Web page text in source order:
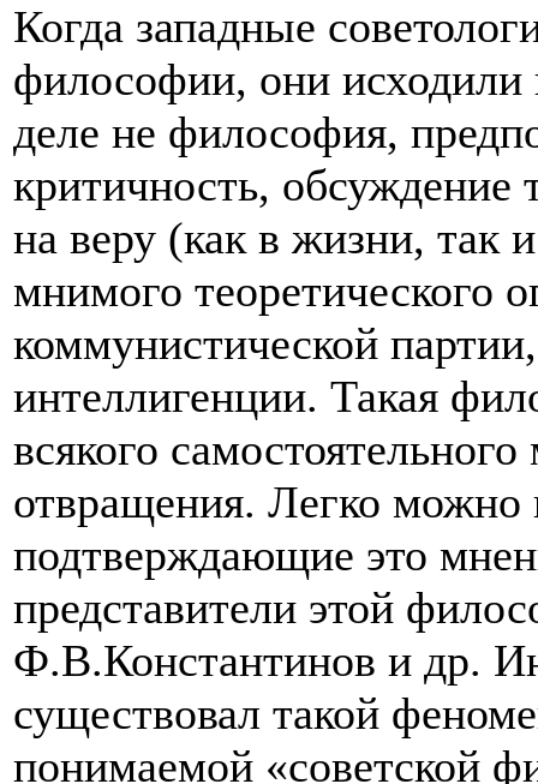
Когда западные
философии, они исходили
деле не философия,
критичность, обсуждение
на веру (как в жизни, так
мнимого теоретического
коммунистической
интеллигенции. Такая
всякого
отвращения. Легко
подтверждающие это
представители этой
Ф.В.Константинов и др.
существовал такой
понимаемой «советской